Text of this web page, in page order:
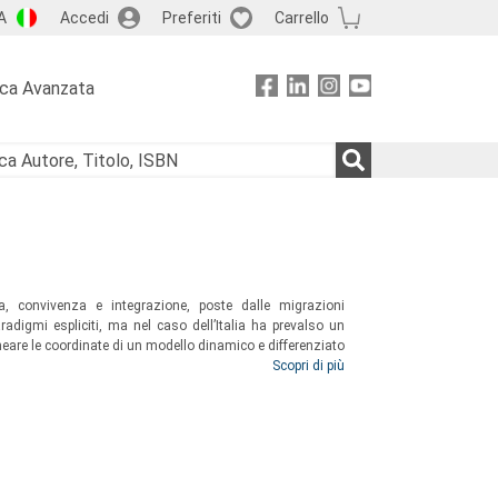
Accedi Preferiti Carrello
Avanzata
convivenza e integrazione, poste dalle migrazioni
espliciti, ma nel caso dell’Italia ha prevalso un
le coordinate di un modello dinamico e differenziato
politiche e sociali, giuristi, esperti delle migrazioni e
Scopri di più